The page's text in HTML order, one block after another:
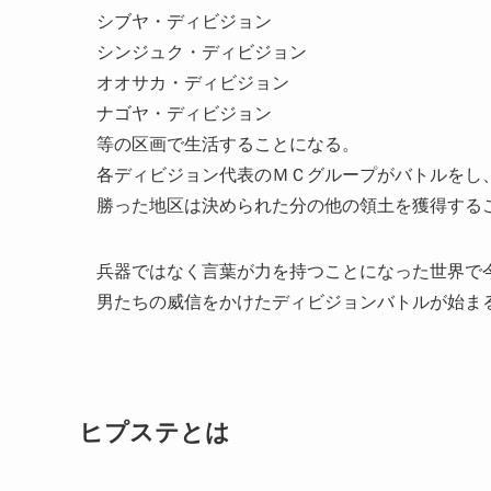
シブヤ・ディビジョン
シンジュク・ディビジョン
オオサカ・ディビジョン
ナゴヤ・ディビジョン
等の区画で生活することになる。
各ディビジョン代表のＭＣグループがバトルをし、
勝った地区は決められた分の他の領土を獲得する
兵器ではなく言葉が力を持つことになった世界で
男たちの威信をかけたディビジョンバトルが始ま
ヒプステとは